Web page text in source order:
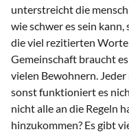
unterstreicht die
wie schwer es sein
die viel rezitierten Worte
Gemeinschaft braucht
vielen Bewohnern.
sonst funktioniert es
nicht alle an die Regeln
hinzukommen? Es gibt